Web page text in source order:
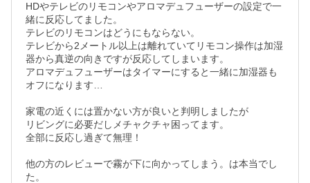
HDやテレビのリモコンやアロマデュフューザーの設定で一
緒に反応してました。
テレビのリモコンはどうにもならない。
テレビから2メートル以上は離れていてリモコン操作は加湿
器から真逆の向きですが反応してしまいます。
アロマデュフューザーはタイマーにすると一緒に加湿器も
オフになります…
家電の近くには置かない方が良いと判明しましたが
リビングに必要だしメチャクチャ困ってます。
全部に反応し過ぎて無理！
他の方のレビューで霧が下に向かってしまう。は本当でし
た。